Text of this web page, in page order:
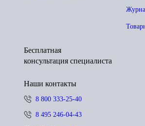
Бесплатная
консультация специалиста
Наши контакты
8 800 333-25-40
8 495 246-04-43